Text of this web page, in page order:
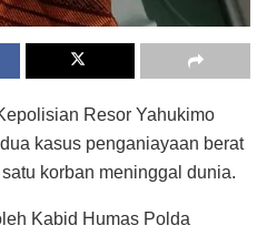
Resor Yahukimo
kasus penganiayaan berat
korban meninggal dunia.
Kabid Humas Polda